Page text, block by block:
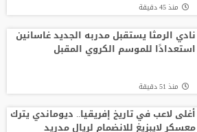
من الأهلي السعودي للبريميرليج.. يايسله
يقود نيوكاسل رسميًا
منذ 45 دقيقة
نادي الرمثا يستقبل مدربه الجديد غاسانين
استعدادًا للموسم الكروي المقبل
منذ 51 دقيقة
أغلى لاعب في تاريخ إفريقيا.. ديوماندي يترك
معسكر لايبزيغ للانضمام لريال مدريد